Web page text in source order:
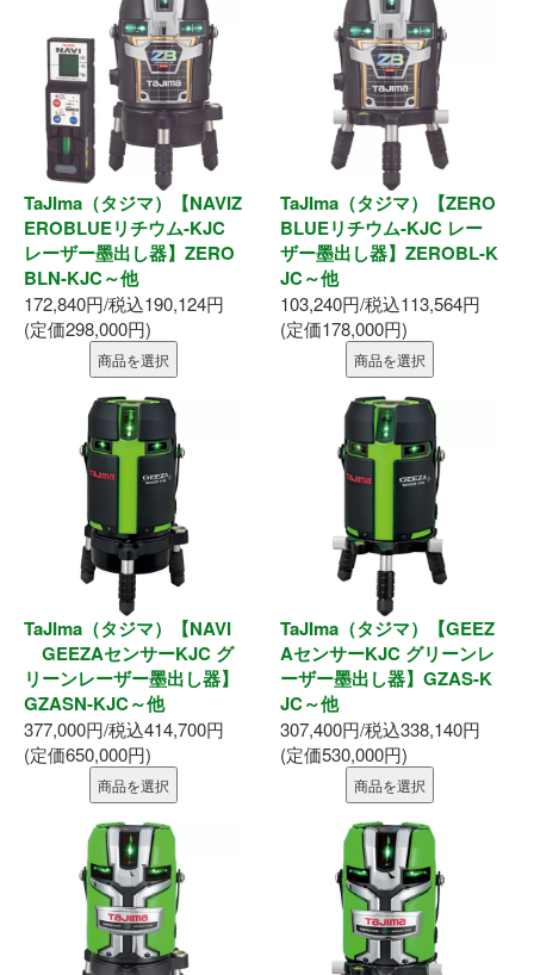
養生・保護材
屋内用手すり
屋外用手すり
棚柱・収納
点検口・収納庫
内装部材
水廻り
換気部材
通気部材
外装部材
アルミ型材
外構部材
表札
ポスト
TaJIma（タジマ）【NAVIZ
EROBLUEリチウム-KJC
レーザー墨出し器】ZERO
BLN-KJC～他
172,840円/税込190,124円
(定価298,000円)
商品を選択
TaJIma（タジマ）【ZERO
BLUEリチウム-KJC レー
ザー墨出し器】ZEROBL-K
JC～他
103,240円/税込113,564円
(定価178,000円)
商品を選択
TaJIma（タジマ）【NAVI
GEEZAセンサーKJC グ
リーンレーザー墨出し器】
GZASN-KJC～他
377,000円/税込414,700円
(定価650,000円)
商品を選択
TaJIma（タジマ）【GEEZ
AセンサーKJC グリーンレ
ーザー墨出し器】GZAS-K
JC～他
307,400円/税込338,140円
(定価530,000円)
商品を選択